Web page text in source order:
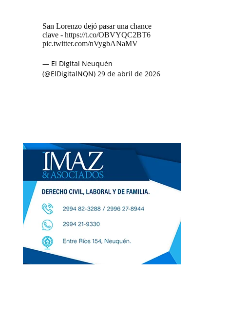
San Lorenzo dejó pasar una chance
clave - https://t.co/OBVYQC2BT6
pic.twitter.com/nVygbANaMV
— El Digital Neuquén
(@ElDigitalNQN) 29 de abril de 2026